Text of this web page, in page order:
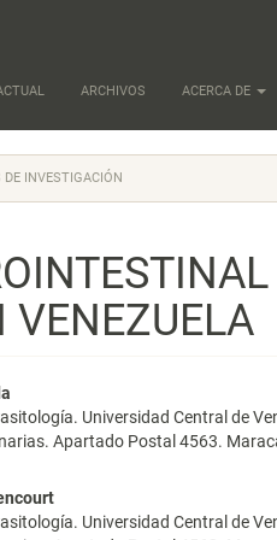
ARCHIVOS ACERCA DE
DE INVESTIGACIÓN
VENEZUELA
Universidad Central de
Apartado Postal 4563.
Universidad Central de